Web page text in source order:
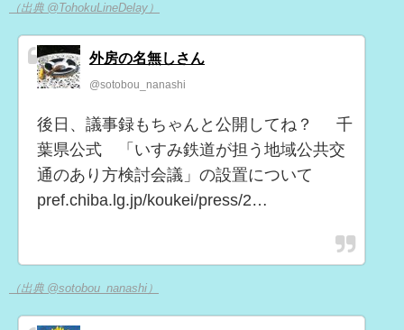
（出典 @TohokuLineDelay）
外房の名無しさん
@sotobou_nanashi
後日、議事録もちゃんと公開してね？ 千
葉県公式 「いすみ鉄道が担う地域公共交
通のあり方検討会議」の設置について
pref.chiba.lg.jp/koukei/press/2…
（出典 @sotobou_nanashi）